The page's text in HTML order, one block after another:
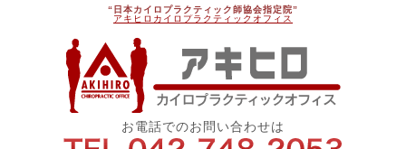
“日本カイロプラクティック師協会指定院”
アキヒロカイロプラクティックオフィス
お電話でのお問い合わせは